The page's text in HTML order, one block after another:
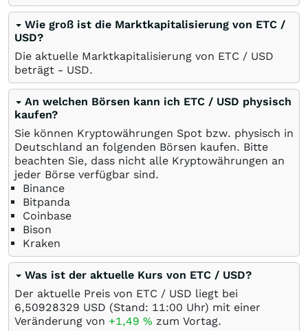
Wie groß ist die Marktkapitalisierung von ETC /
USD?
Die aktuelle Marktkapitalisierung von ETC / USD
beträgt - USD.
An welchen Börsen kann ich ETC / USD physisch
kaufen?
Sie können Kryptowährungen Spot bzw. physisch in
Deutschland an folgenden Börsen kaufen. Bitte
beachten Sie, dass nicht alle Kryptowährungen an
jeder Börse verfügbar sind.
Binance
Bitpanda
Coinbase
Bison
Kraken
Was ist der aktuelle Kurs von ETC / USD?
Der aktuelle Preis von ETC / USD liegt bei
6,50928329 USD (Stand: 11:00 Uhr) mit einer
Veränderung von +1,49 % zum Vortag.